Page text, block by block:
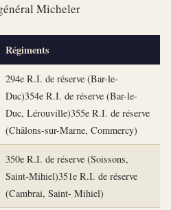
Micheler
Régiments
294e R.I. de réserve (Bar-le-
Duc)354e R.I. de réserve (Bar-le-
Duc, Lérouville)355e R.I. de réserve
(Châlons-sur-Marne, Commercy)
350e R.I. de réserve (Soissons,
Saint-Mihiel)351e R.I. de réserve
(Cambrai, Saint- Mihiel)